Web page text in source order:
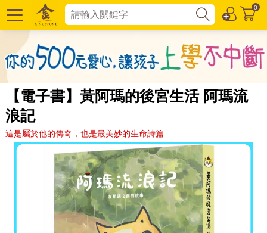
0
【電子書】黃阿瑪的後宮生活 阿瑪流
浪記
這是屬於他的傳奇，也是最美妙的生命詩篇